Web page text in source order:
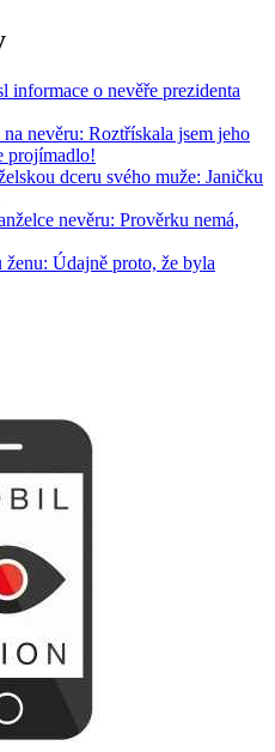
informace o nevěře prezidenta
nevěru: Roztřískala jsem jeho
projímadlo!
dceru svého muže: Janičku
nevěru: Prověrku nemá,
Údajně proto, že byla